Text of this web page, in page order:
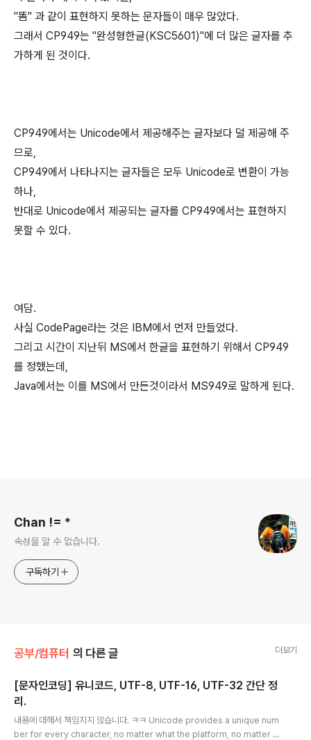
"똠" 과 같이 표현하지 못하는 문자들이 매우 많았다.
그래서 CP949는 "완성형한글(KSC5601)"에 더 많은 글자를 추
가하게 된 것이다.
CP949에서는 Unicode에서 제공해주는 글자보다 덜 제공해 주
므로,
CP949에서 나타나지는 글자들은 모두 Unicode로 변환이 가능
하나,
반대로 Unicode에서 제공되는 글자를 CP949에서는 표현하지
못할 수 있다.
여담.
사실 CodePage라는 것은 IBM에서 먼저 만들었다.
그리고 시간이 지난뒤 MS에서 한글을 표현하기 위해서 CP949
를 정했는데,
Java에서는 이를 MS에서 만든것이라서 MS949로 말하게 된다.
Chan != *
속성을 알 수 없습니다.
구독하기
공부/컴퓨터 의 다른 글 더보기
[문자인코딩] 유니코드, UTF-8, UTF-16, UTF-32 간단 정
리.
내용에 대해서 책임지지 않습니다. ㅋㅋ Unicode provides a unique num
ber for every character, no matter what the platform, no matter w